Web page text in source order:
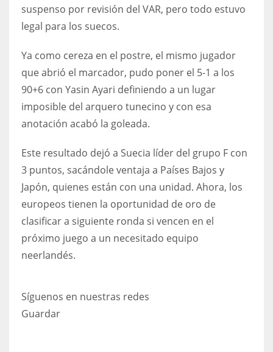
suspenso por revisión del VAR, pero todo estuvo
legal para los suecos.
Ya como cereza en el postre, el mismo jugador
que abrió el marcador, pudo poner el 5-1 a los
90+6 con Yasin Ayari definiendo a un lugar
imposible del arquero tunecino y con esa
anotación acabó la goleada.
Este resultado dejó a Suecia líder del grupo F con
3 puntos, sacándole ventaja a Países Bajos y
Japón, quienes están con una unidad. Ahora, los
europeos tienen la oportunidad de oro de
clasificar a siguiente ronda si vencen en el
próximo juego a un necesitado equipo
neerlandés.
Síguenos en nuestras redes
Guardar